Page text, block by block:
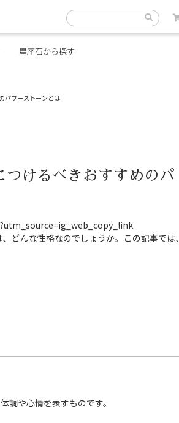
星座石から探す
パワーストーンとは
つけるべきおすすめのパ
どんな性格なのでしょうか。この記事では、
調や心情を表すものです。